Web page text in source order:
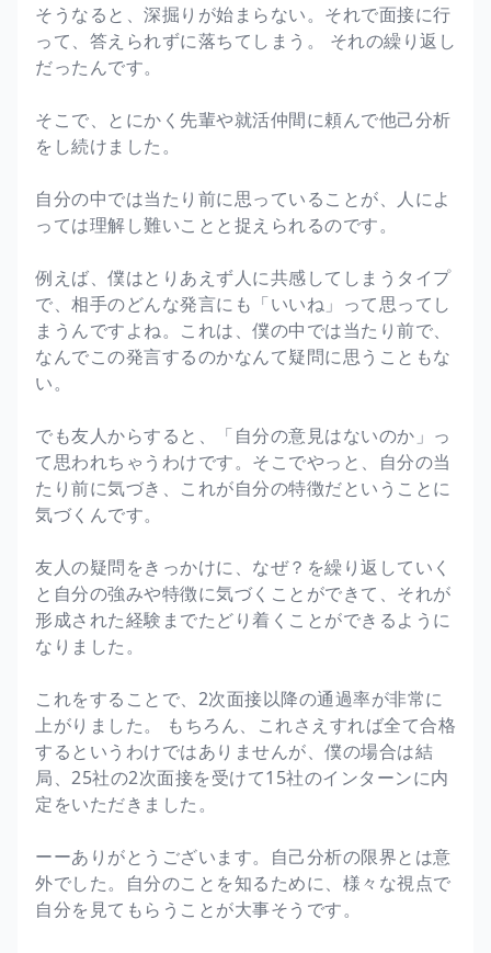
そうなると、深掘りが始まらない。それで面接に行
って、答えられずに落ちてしまう。 それの繰り返し
だったんです。
そこで、とにかく先輩や就活仲間に頼んで他己分析
をし続けました。
自分の中では当たり前に思っていることが、人によ
っては理解し難いことと捉えられるのです。
例えば、僕はとりあえず人に共感してしまうタイプ
で、相手のどんな発言にも「いいね」って思ってし
まうんですよね。これは、僕の中では当たり前で、
なんでこの発言するのかなんて疑問に思うこともな
い。
でも友人からすると、「自分の意見はないのか」っ
て思われちゃうわけです。そこでやっと、自分の当
たり前に気づき、これが自分の特徴だということに
気づくんです。
友人の疑問をきっかけに、なぜ？を繰り返していく
と自分の強みや特徴に気づくことができて、それが
形成された経験までたどり着くことができるように
なりました。
これをすることで、2次面接以降の通過率が非常に
上がりました。 もちろん、これさえすれば全て合格
するというわけではありませんが、僕の場合は結
局、25社の2次面接を受けて15社のインターンに内
定をいただきました。
ーーありがとうございます。自己分析の限界とは意
外でした。自分のことを知るために、様々な視点で
自分を見てもらうことが大事そうです。